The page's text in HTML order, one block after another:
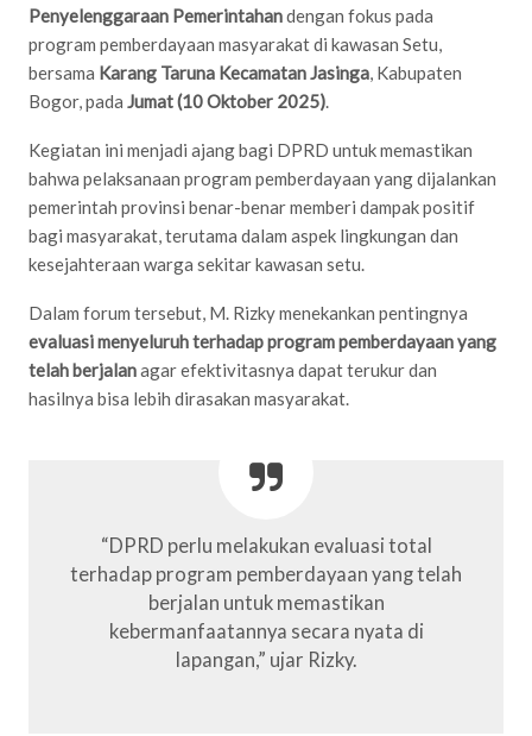
Penyelenggaraan Pemerintahandengan fokus pada
program pemberdayaan masyarakat di kawasan Setu,
bersama Karang Taruna Kecamatan Jasinga, Kabupaten
Bogor, pada Jumat (10 Oktober 2025).
Kegiatan ini menjadi ajang bagi DPRD untuk memastikan
bahwa pelaksanaan program pemberdayaan yang dijalankan
pemerintah provinsi benar-benar memberi dampak positif
bagi masyarakat, terutama dalam aspek lingkungan dan
kesejahteraan warga sekitar kawasan setu.
Dalam forum tersebut, M. Rizky menekankan pentingnya
evaluasi menyeluruh terhadap program pemberdayaan yang
telah berjalanagar efektivitasnya dapat terukur dan
hasilnya bisa lebih dirasakan masyarakat.
“DPRD perlu melakukan evaluasi total
terhadap program pemberdayaan yang telah
berjalan untuk memastikan
kebermanfaatannya secara nyata di
lapangan,” ujar Rizky.